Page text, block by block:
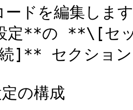
ドを編集しま
定**の **\[セ
セクション
の構成